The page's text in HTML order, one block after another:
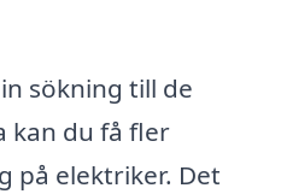
sökning till de
kan du få fler
på elektriker. Det